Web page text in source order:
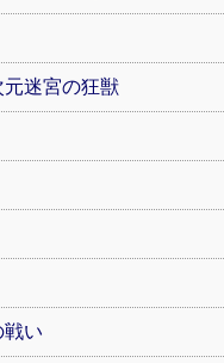
元迷宮の狂獣
戦い